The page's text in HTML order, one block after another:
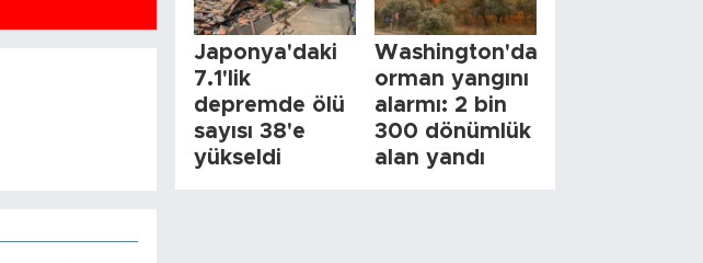
Japonya'daki
7.1'lik
depremde ölü
sayısı 38'e
yükseldi
Washington'da
orman yangını
alarmı: 2 bin
300 dönümlük
alan yandı